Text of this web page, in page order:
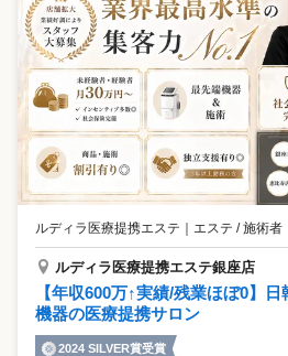
ルディラ医療提携エステ ｜ エステ / 施術者
ルディラ医療提携エステ銀座店
【年収600万↑実績/残業ほぼ0】
機器の医療提携サロン
2024 SILVER賞受賞